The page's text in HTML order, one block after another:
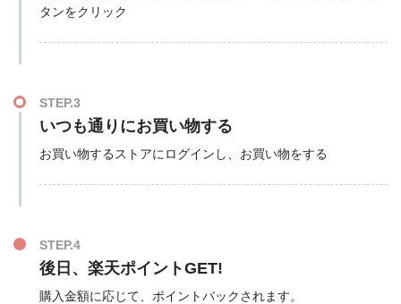
タンをクリック
STEP.3
いつも通りにお買い物する
お買い物するストアにログインし、お買い物をする
STEP.4
後日、楽天ポイントGET!
購入金額に応じて、ポイントバックされます。